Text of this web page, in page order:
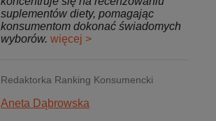
suplementów diety, pomagając
konsumentom dokonać świadomych
wyborów. więcej >
Redaktorka Ranking Konsumencki
Aneta Dąbrowska